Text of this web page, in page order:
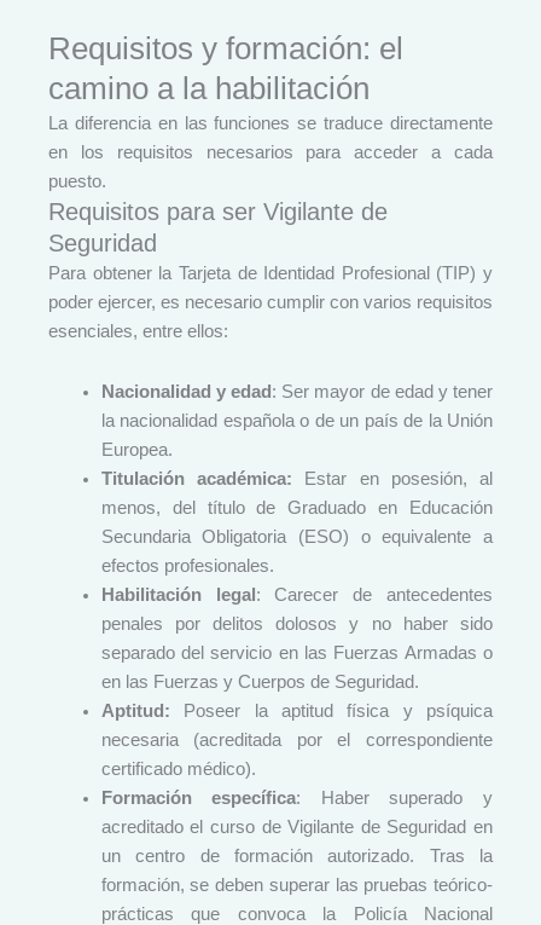
Requisitos y formación: el
camino a la habilitación
La diferencia en las funciones se traduce directamente
en los requisitos necesarios para acceder a cada
puesto.
Requisitos para ser Vigilante de
Seguridad
Para obtener la Tarjeta de Identidad Profesional (TIP) y
poder ejercer, es necesario cumplir con varios requisitos
esenciales, entre ellos:
Nacionalidad y edad : Ser mayor de edad y tener
la nacionalidad española o de un país de la Unión
Europea.
Titulación académica: Estar en posesión, al
menos, del título de Graduado en Educación
Secundaria Obligatoria (ESO) o equivalente a
efectos profesionales.
Habilitación legal : Carecer de antecedentes
penales por delitos dolosos y no haber sido
separado del servicio en las Fuerzas Armadas o
en las Fuerzas y Cuerpos de Seguridad.
Aptitud:
Poseer la aptitud física y psíquica
necesaria (acreditada por el correspondiente
certificado médico).
Formación específica: Haber superado y
acreditado el curso de Vigilante de Seguridad en
un centro de formación autorizado. Tras la
formación, se deben superar las pruebas teórico-
prácticas que convoca la Policía Nacional